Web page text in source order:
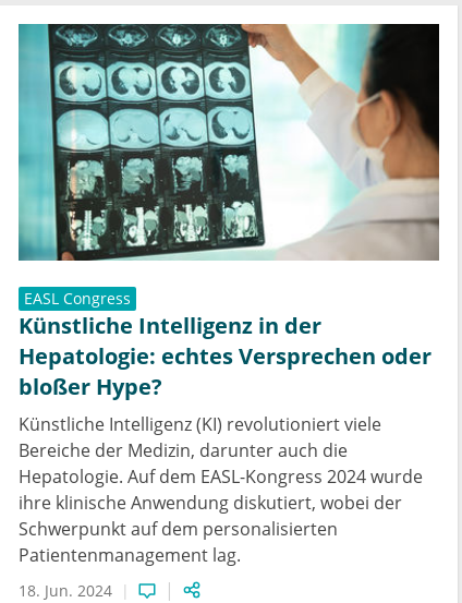
EASL Congress
Künstliche Intelligenz in der
Hepatologie: echtes Versprechen oder
bloßer Hype?
Künstliche Intelligenz (KI) revolutioniert viele
Bereiche der Medizin, darunter auch die
Hepatologie. Auf dem EASL-Kongress 2024 wurde
ihre klinische Anwendung diskutiert, wobei der
Schwerpunkt auf dem personalisierten
Patientenmanagement lag.
18. Jun. 2024